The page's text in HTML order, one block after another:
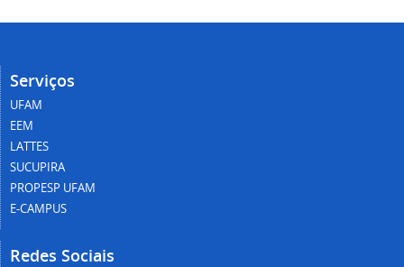
Serviços
UFAM
EEM
LATTES
SUCUPIRA
PROPESP UFAM
E-CAMPUS
Redes Sociais